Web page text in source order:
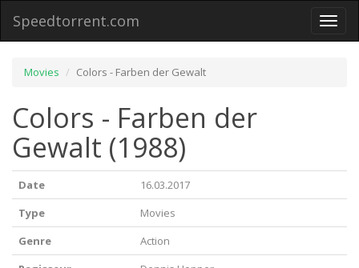
Toggle
Speedtorrent.com
Movies Colors - Farben der Gewalt
Colors - Farben der
Gewalt (1988)
Date
16.03.2017
Type
Movies
Genre
Action